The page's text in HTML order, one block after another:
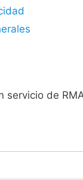
servicio de